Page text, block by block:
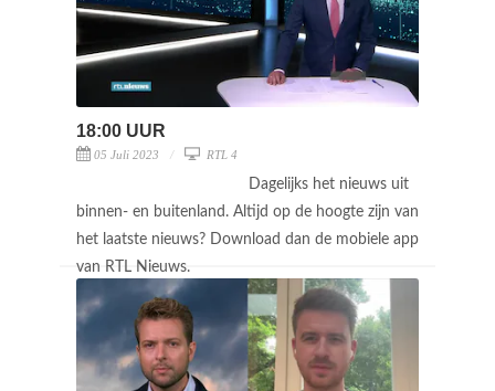
18:00 UUR
05 Juli 2023 RTL 4
Dagelijks het nieuws uit
binnen- en buitenland. Altijd op de hoogte zijn van
het laatste nieuws? Download dan de mobiele app
van RTL Nieuws.